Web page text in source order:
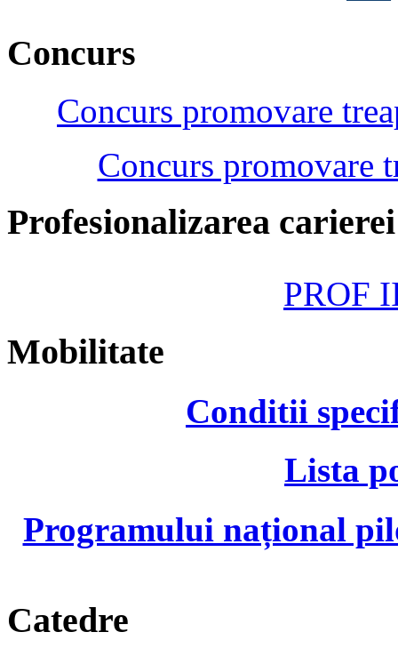
Concurs
Concurs promovare
Concurs promovare
Profesionalizarea
PROF
Mobilitate
Conditii
Lista
Programului național
Catedre